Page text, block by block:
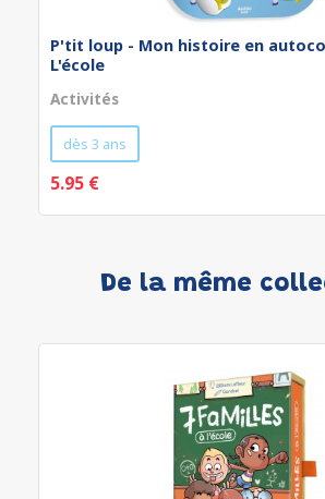
P'tit loup - Mon histoire en
L'école
Activités
dès 3 ans
5.95 €
De la même